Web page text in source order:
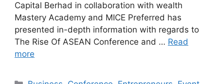
Capital Berhad in collaboration with wealth
Mastery Academy and MICE Preferred has
presented in-depth information with regards to
The Rise Of ASEAN Conference and … Read
more